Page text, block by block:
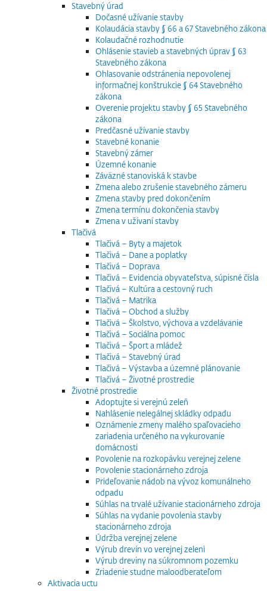
Stavebný úrad
Dočasné užívanie stavby
Kolaudácia stavby § 66 a 67 Stavebného zákona
Kolaudačné rozhodnutie
Ohlásenie stavieb a stavebných úprav § 63
Stavebného zákona
Ohlasovanie odstránenia nepovolenej
informačnej konštrukcie § 64 Stavebného
zákona
Overenie projektu stavby § 65 Stavebného
zákona
Predčasné užívanie stavby
Stavebné konanie
Stavebný zámer
Územné konanie
Záväzné stanoviská k stavbe
Zmena alebo zrušenie stavebného zámeru
Zmena stavby pred dokončením
Zmena termínu dokončenia stavby
Zmena v užívaní stavby
Tlačivá
Tlačivá – Byty a majetok
Tlačivá – Dane a poplatky
Tlačivá – Doprava
Tlačivá – Evidencia obyvateľstva, súpisné čísla
Tlačivá – Kultúra a cestovný ruch
Tlačivá – Matrika
Tlačivá – Obchod a služby
Tlačivá – Školstvo, výchova a vzdelávanie
Tlačivá – Sociálna pomoc
Tlačivá – Šport a mládež
Tlačivá – Stavebný úrad
Tlačivá – Výstavba a územné plánovanie
Tlačivá – Životné prostredie
Životné prostredie
Adoptujte si verejnú zeleň
Nahlásenie nelegálnej skládky odpadu
Oznámenie zmeny malého spaľovacieho
zariadenia určeného na vykurovanie
domácnosti
Povolenie na rozkopávku verejnej zelene
Povolenie stacionárneho zdroja
Prideľovanie nádob na vývoz komunálneho
odpadu
Súhlas na trvalé užívanie stacionárneho zdroja
Súhlas na vydanie povolenia stavby
stacionárneho zdroja
Údržba verejnej zelene
Výrub drevín vo verejnej zeleni
Výrub dreviny na súkromnom pozemku
Zriadenie studne maloodberateľom
Aktivacia uctu